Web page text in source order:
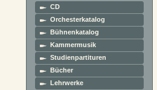
CD
Orchesterkatalog
Bühnenkatalog
Kammermusik
Studienpartituren
Bücher
Lehrwerke